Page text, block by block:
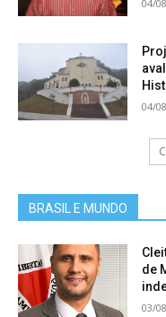
04/
04/
BRASIL E MUNDO
de
03/